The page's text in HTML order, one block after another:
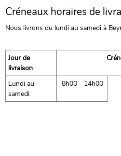
Créneaux horaires de
Nous livrons du lundi au samedi à
Jour de
livraison
Lundi au
samedi
8h00 - 14h00